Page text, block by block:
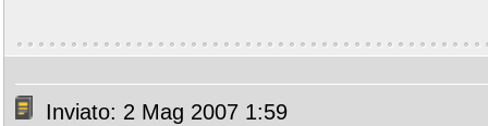
Inviato: 2 Mag 2007 1:59